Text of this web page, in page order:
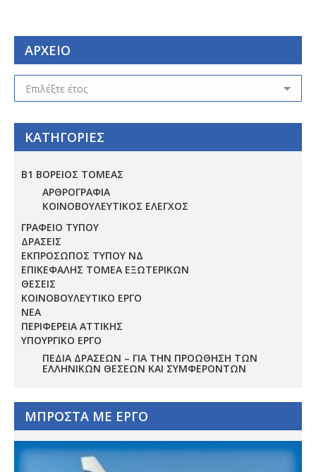
ΑΡΧΕΙΟ
ΑΡΧΕΙΟ
ΚΑΤΗΓΟΡΙΕΣ
Β1 ΒΟΡΕΙΟΣ ΤΟΜΕΑΣ
ΑΡΘΡΟΓΡΑΦΙΑ
ΚΟΙΝΟΒΟΥΛΕΥΤΙΚΟΣ ΕΛΕΓΧΟΣ
ΓΡΑΦΕΙΟ ΤΥΠΟΥ
ΔΡΑΣΕΙΣ
ΕΚΠΡΟΣΩΠΟΣ ΤΥΠΟΥ ΝΔ
ΕΠΙΚΕΦΑΛΗΣ ΤΟΜΕΑ ΕΞΩΤΕΡΙΚΩΝ
ΘΕΣΕΙΣ
ΚΟΙΝΟΒΟΥΛΕΥΤΙΚΟ ΕΡΓΟ
ΝΕΑ
ΠΕΡΙΦΕΡΕΙΑ ΑΤΤΙΚΗΣ
ΥΠΟΥΡΓΙΚΟ ΕΡΓΟ
ΠΕΔΊΑ ΔΡΆΣΕΩΝ – ΓΙΑ ΤΗΝ ΠΡΟΏΘΗΣΗ ΤΩΝ
ΕΛΛΗΝΙΚΏΝ ΘΈΣΕΩΝ ΚΑΙ ΣΥΜΦΕΡΌΝΤΩΝ
ΜΠΡΟΣΤΑ ΜΕ ΕΡΓΟ